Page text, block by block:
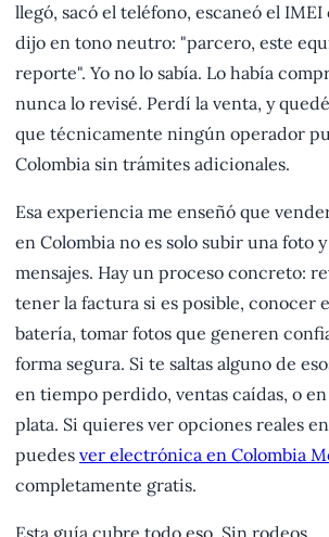
llegó, sacó el teléfono, escaneó el
dijo en tono neutro: "parcero, este
reporte". Yo no lo sabía. Lo había
nunca lo revisé. Perdí la venta, y
que técnicamente ningún operador
Colombia sin trámites adicionales.
Esa experiencia me enseñó que
en Colombia no es solo subir una foto
mensajes. Hay un proceso concreto:
tener la factura si es posible, conocer
batería, tomar fotos que generen
forma segura. Si te saltas alguno de
en tiempo perdido, ventas caídas, o
plata. Si quieres ver opciones reales
puedes ver electrónica en Colombia
completamente gratis.